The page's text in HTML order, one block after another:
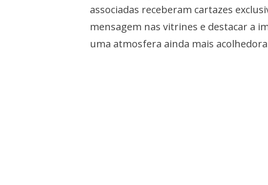
associadas receberam cartazes
mensagem nas vitrines e destacar a
uma atmosfera ainda mais